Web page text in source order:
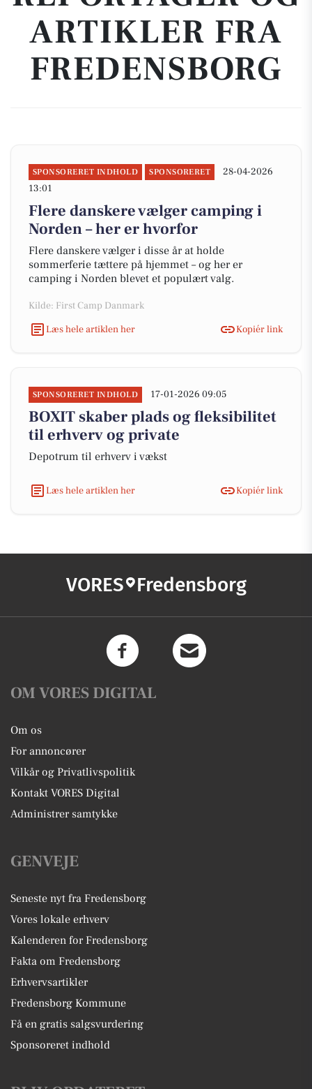
ARTIKLER FRA
FREDENSBORG
SPONSORERET INDHOLD SPONSORERET
28-04-2026
13:01
Flere danskere vælger camping i
Norden – her er hvorfor
Flere danskere vælger i disse år at holde
sommerferie tættere på hjemmet – og her er
camping i Norden blevet et populært valg.
Kilde: First Camp Danmark
Læs hele artiklen her
Kopiér link
SPONSORERET INDHOLD 17-01-2026 09:05
BOXIT skaber plads og fleksibilitet
til erhverv og private
Depotrum til erhverv i vækst
Læs hele artiklen her Kopiér link
VORES Fredensborg
OM VORES DIGITAL
Om os
For annoncører
Vilkår og Privatlivspolitik
Kontakt VORES Digital
Administrer samtykke
GENVEJE
Seneste nyt fra Fredensborg
Vores lokale erhverv
Kalenderen for Fredensborg
Fakta om Fredensborg
Erhvervsartikler
Fredensborg Kommune
Få en gratis salgsvurdering
Sponsoreret indhold